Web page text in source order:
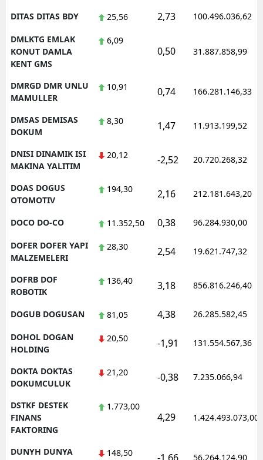
DITAS DITAS BDY 25,56 2,73 100.496.036,62
DMLKTG EMLAK
KONUT DAMLA
KENT GMS
6,09
0,50 31.887.858,99
DMRGD DMR UNLU
MAMULLER
10,91 0,74 166.281.146,33
DMSAS DEMISAS
DOKUM
8,30 1,47 11.913.199,52
DNISI DINAMIK ISI
MAKINA YALITIM
20,12 -2,52 20.720.268,32
DOAS DOGUS
OTOMOTIV
194,30 2,16 212.181.643,20
DOCO DO-CO 11.352,50 0,38 96.284.930,00
DOFER DOFER YAPI
MALZEMELERI
28,30 2,54 19.621.747,32
DOFRB DOF
ROBOTIK
136,40 3,18 856.816.246,40
DOGUB DOGUSAN 81,05 4,38 26.285.582,45
DOHOL DOGAN
HOLDING
20,50 -1,91 131.554.567,36
DOKTA DOKTAS
DOKUMCULUK
21,20 -0,38 7.235.066,94
DSTKF DESTEK
FINANS
FAKTORING
1.773,00
4,29 1.424.493.073,00
DUNYH DUNYA
148,50 56.264.124,90